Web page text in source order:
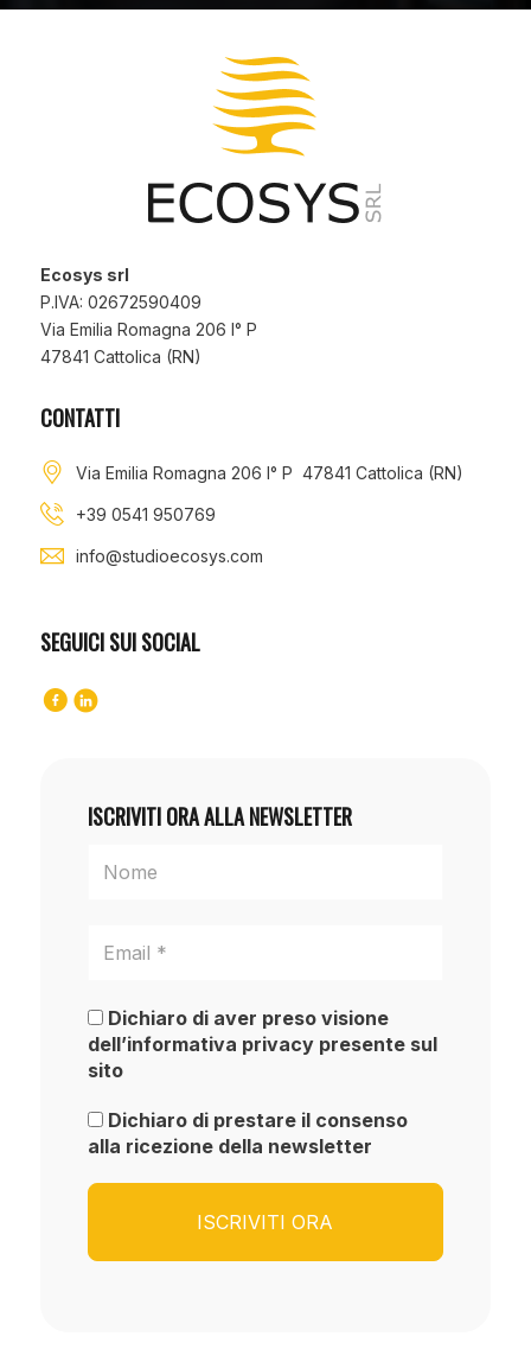
Ecosys srl
P.IVA: 02672590409
Via Emilia Romagna 206 I° P
47841 Cattolica (RN)
CONTATTI
Via Emilia Romagna 206 I° P 47841 Cattolica (RN)
+39 0541 950769
info@studioecosys.com
SEGUICI SUI SOCIAL
ISCRIVITI ORA ALLA NEWSLETTER
Dichiaro di aver preso visione
dell’informativa privacy presente sul
sito
Dichiaro di prestare il consenso
alla ricezione della newsletter